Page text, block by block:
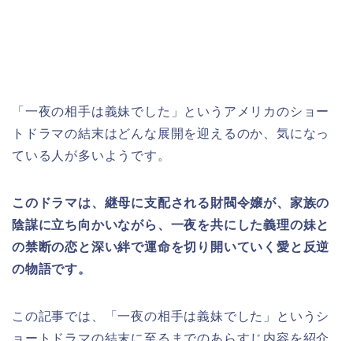
「一夜の相手は義妹でした」というアメリカのショー
トドラマの結末はどんな展開を迎えるのか、気になっ
ている人が多いようです。
このドラマは、継母に支配される財閥令嬢が、家族の
陰謀に立ち向かいながら、一夜を共にした義理の妹と
の禁断の恋と深い絆で運命を切り開いていく愛と反逆
の物語です。
この記事では、「一夜の相手は義妹でした」 と いうシ